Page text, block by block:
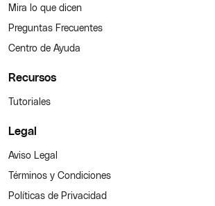
Mira lo que dicen
Preguntas Frecuentes
Centro de Ayuda
Recursos
Tutoriales
Legal
Aviso Legal
Términos y Condiciones
Políticas de Privacidad